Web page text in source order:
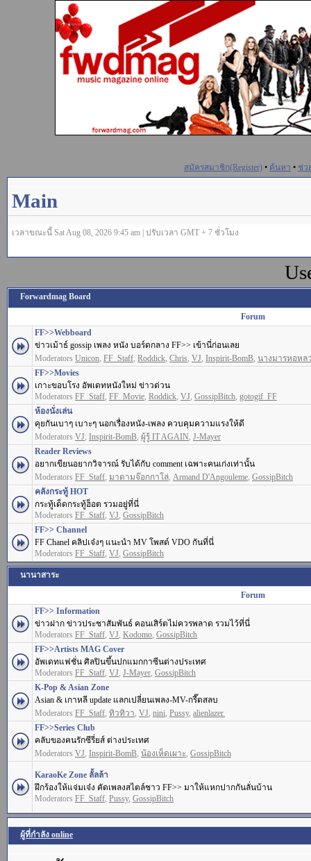
สมัครสมาชิก(Register) • ค้นหา • ช่ว
Main
เวลาขณะนี้ Sat Aug 08, 2026 9:45 am | ปรับเวลา GMT + 7 ชั่วโมง
Forwardmag Board
Forum
FF>>Webboard
ข่าวเม้าธ์ gossip เพลง หนัง บอร์ดกลาง FF>> เข้านี่ก่อนเลย
Moderators Unicon, FF_Staff, Roddick, Chris, VJ, Inspirit-BomB, นางมารหอหล
FF>>Movies
เกาะขอบโรง อัพเดทหนังใหม่ ข่าวด่วน
Moderators FF_Staff, FF_Movie, Roddick, VJ, GossipBitch, gotogif_FF
ห้องนั่งเล่น
คุยกันเบาๆ เบาะๆ นอกเรื่องหนัง-เพลง ควบคุมความแรงให้ดี
Moderators VJ, Inspirit-BomB, ผู้รู้ IT AGAIN, J-Mayer
Reader Reviews
อยากเขียนอยากวิจารณ์ รับได้กับ comment เฉพาะคนเก่งเท่านั้น
Moderators FF_Staff, มาดามจ๊อกกาโล่, Armand D'Angouleme, GossipBitch
คลังกระทู้ HOT
กระทู้เด็ดกระทู้ฮ็อต รวมอยู่ที่นี่
Moderators FF_Staff, VJ, GossipBitch
FF>> Channel
FF Chanel คลิปเจ๋งๆ แนะนำ MV โพสต์ VDO กันที่นี่
Moderators FF_Staff, VJ, GossipBitch
นานาสาระ
Forum
FF>> Information
ข่าวฝาก ข่าวประชาสัมพันธ์ คอนเสิร์ตไม่ควรพลาด รวมไว้ที่นี่
Moderators FF_Staff, VJ, Kodomo, GossipBitch
FF>>Artists MAG Cover
อัพเดทแฟชั่น ศิลปินขึ้นปกแมกกาซีนต่างประเทศ
Moderators FF_Staff, VJ, J-Mayer, GossipBitch
K-Pop & Asian Zone
Asian & เกาหลี update แลกเปลี่ยนเพลง-MV-กรี๊ดสลบ
Moderators FF_Staff, ทิวทิวา, VJ, nini, Pussy, alienlazer.
FF>>Series Club
คลับของคนรักซีรี่ยส์ ต่างประเทศ
Moderators VJ, Inspirit-BomB, น้องเห็ดเผาะ, GossipBitch
KaraoKe Zone ลั้ลล้า
ฝึกร้องให้แจ่มเจ๋ง คัดเพลงสไตล์ชาว FF>> มาให้แหกปากกันลั่นบ้าน
Moderators FF_Staff, Pussy, GossipBitch
ผู้ที่กำลัง online